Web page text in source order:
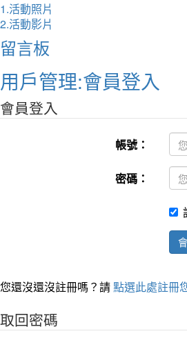
1.活動照片
2.活動影片
留言板
用戶管理:會員登入
會員登入
帳號：
密碼：
您還沒還沒註冊嗎？請點選此處註冊
取回密碼